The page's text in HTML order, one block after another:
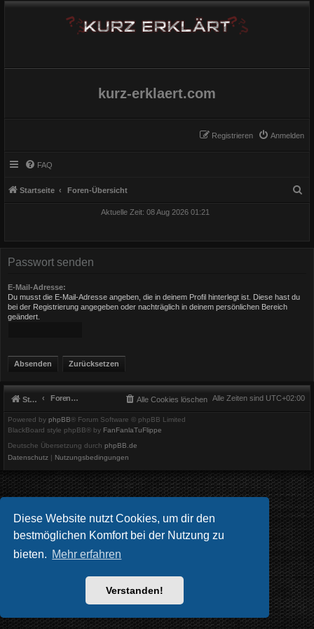
Diese Website nutzt Cookies, um dir den
bestmöglichen Komfort bei der Nutzung zu
bieten. Mehr erfahren
Verstanden!
kurz-erklaert.com
Anmelden
Registrieren
FAQ
Startseite Foren-Übersicht
Aktuelle Zeit: 08 Aug 2026 01:21
Passwort senden
E-Mail-Adresse:
Du musst die E-Mail-Adresse angeben, die in deinem Profil hinterlegt ist. Diese hast du
bei der Registrierung angegeben oder nachträglich in deinem persönlichen Bereich
geändert.
Startseite Foren-Übersicht Alle Zeiten sind UTC+02:00
Alle Cookies löschen
Powered by phpBB® Forum Software © phpBB Limited
BlackBoard style phpBB® by FanFanlaTuFlippe
Deutsche Übersetzung durch phpBB.de
Datenschutz | Nutzungsbedingungen